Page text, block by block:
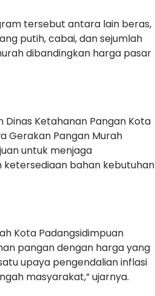
tersebut antara lain beras,
putih, cabai, dan sejumlah
dibandingkan harga pasar
Dinas Ketahanan Pangan Kota
Gerakan Pangan Murah
untuk menjaga
bahan kebutuhan
Kota Padangsidimpuan
pangan dengan harga yang
upaya pengendalian inflasi
masyarakat,” ujarnya.